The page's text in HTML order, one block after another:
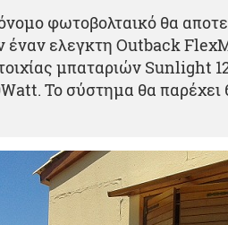
φωτοβολταικό θα
έναν ελεγκτη Outback
μπαταριών Sunlight
To σύστημα θα